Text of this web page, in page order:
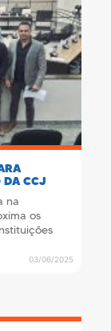
DA CCJ
na
os
03/06/2025